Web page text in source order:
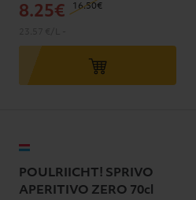
8.25€ 16.50€
POULRIICHT! SPRIVO
APERITIVO ZERO 70cl